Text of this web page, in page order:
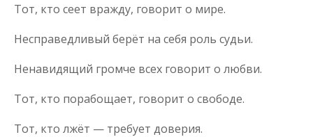
Тот, кто сеет вражду, говорит о мире.
Несправедливый берёт на себя роль судьи.
Ненавидящий громче всех говорит о любви.
Тот, кто порабощает, говорит о свободе.
Тот, кто лжёт — требует доверия.